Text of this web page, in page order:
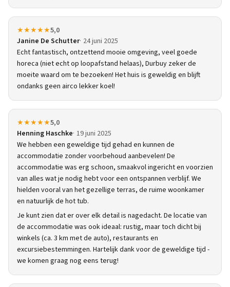
★★★★★5,0
Janine De Schutter 24 juni 2025
Echt fantastisch, ontzettend mooie omgeving, veel goede
horeca (niet echt op loopafstand helaas), Durbuy zeker de
moeite waard om te bezoeken! Het huis is geweldig en blijft
ondanks geen airco lekker koel!
★★★★★5,0
Henning Haschke 19 juni 2025
We hebben een geweldige tijd gehad en kunnen de
accommodatie zonder voorbehoud aanbevelen! De
accommodatie was erg schoon, smaakvol ingericht en voorzien
van alles wat je nodig hebt voor een ontspannen verblijf. We
hielden vooral van het gezellige terras, de ruime woonkamer
en natuurlijk de hot tub.
Je kunt zien dat er over elk detail is nagedacht. De locatie van
de accommodatie was ook ideaal: rustig, maar toch dicht bij
winkels (ca. 3 km met de auto), restaurants en
excursiebestemmingen. Hartelijk dank voor de geweldige tijd -
we komen graag nog eens terug!